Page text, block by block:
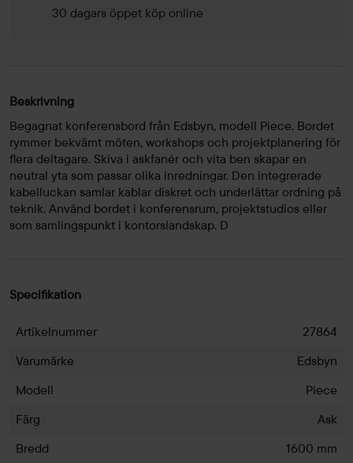
30 dagars öppet köp online
Beskrivning
Begagnat konferensbord från Edsbyn, modell Piece. Bordet
rymmer bekvämt möten, workshops och projektplanering för
flera deltagare. Skiva i askfanér och vita ben skapar en
neutral yta som passar olika inredningar. Den integrerade
kabelluckan samlar kablar diskret och underlättar ordning på
teknik. Använd bordet i konferensrum, projektstudios eller
som samlingspunkt i kontorslandskap. D
Specifikation
Artikelnummer
27864
Varumärke
Edsbyn
Modell
Piece
Färg
Ask
Bredd
1600 mm